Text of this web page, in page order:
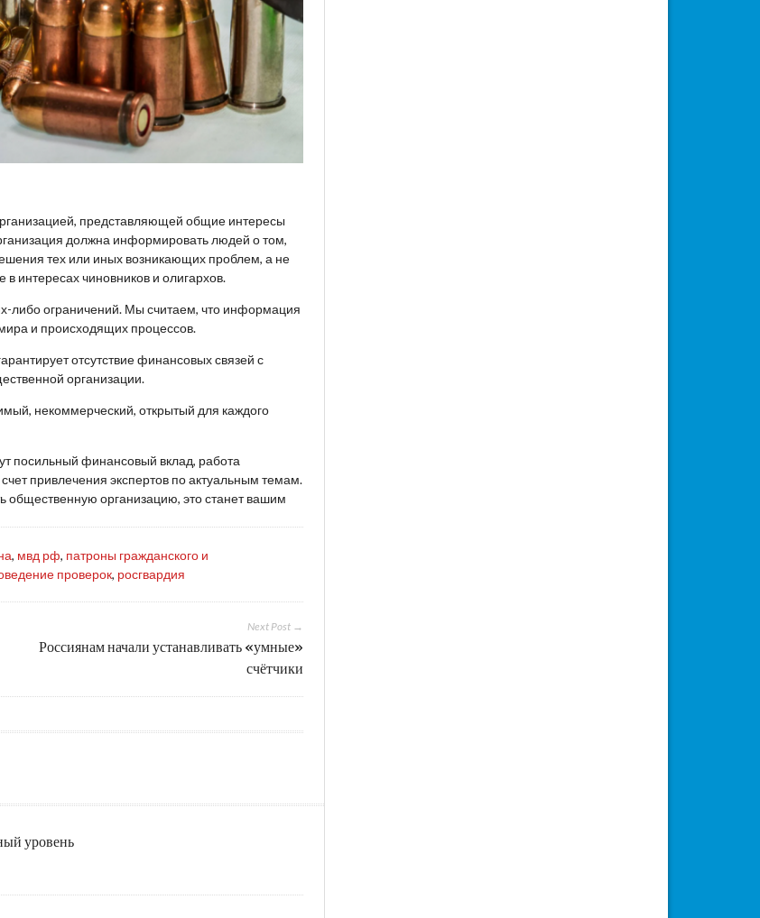
представляющей общие интересы
должна информировать людей о том,
тех или иных возникающих проблем, а не
интересах чиновников и олигархов.
либо ограничений. Мы считаем, что информация
и происходящих процессов.
отсутствие финансовых связей с
организации.
некоммерческий, открытый для каждого
посильный финансовый вклад, работа
привлечения экспертов по актуальным темам.
общественную организацию, это станет вашим
, мвд рф, патроны гражданского и
проверок, росгвардия
Next Post →
Россиянам начали устанавливать «умные»
счётчики
уровень